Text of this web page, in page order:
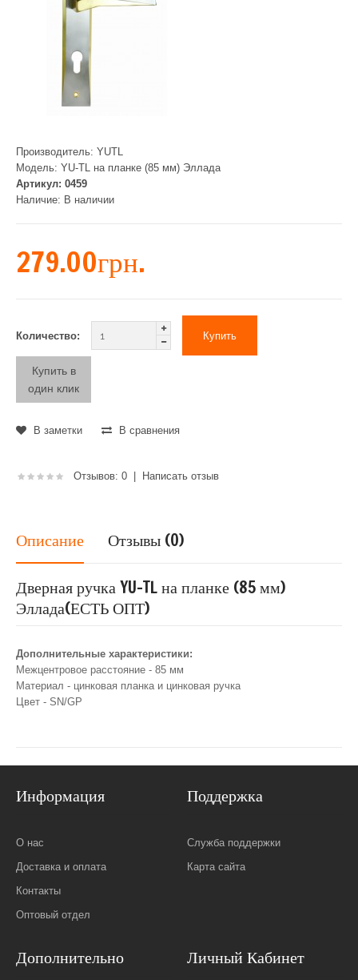
Производитель: YUTL
Модель: YU-TL на планке (85 мм) Эллада
Артикул: 0459
Наличие: В наличии
279.00грн.
Количество:
Купить в
один клик
В заметки В сравнения
Отзывов: 0 | Написать отзыв
Описание Отзывы (0)
Дверная ручка YU-TL на планке (85 мм)
Эллада(ЕСТЬ ОПТ)
Дополнительные характеристики:
Межцентровое расстояние - 85 мм
Материал - цинковая планка и цинковая ручка
Цвет - SN/GP
Информация
О нас
Доставка и оплата
Контакты
Оптовый отдел
Поддержка
Служба поддержки
Карта сайта
Дополнительно Личный Кабинет